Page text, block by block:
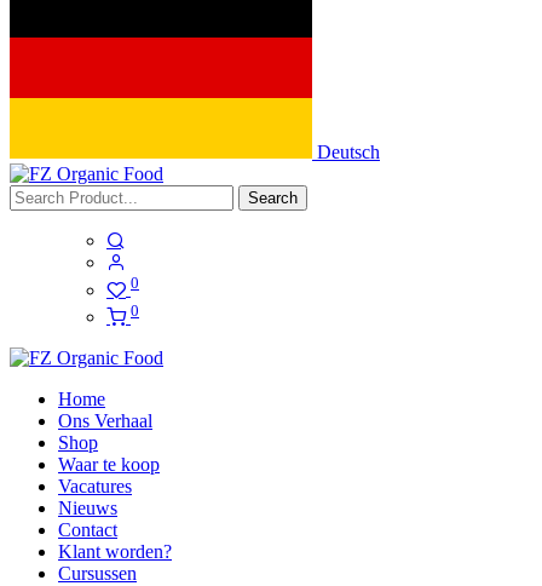
Deutsch
Search
0
0
Home
Ons Verhaal
Shop
Waar te koop
Vacatures
Nieuws
Contact
Klant worden?
Cursussen